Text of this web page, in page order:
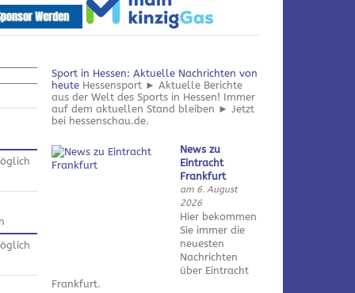
Sport in Hessen: Aktuelle Nachrichten von
heute Hessensport ► Aktuelle Berichte
aus der Welt des Sports in Hessen! Immer
auf dem aktuellen Stand bleiben ► Jetzt
bei hessenschau.de.
News zu
Eintracht
Frankfurt
am 6. August
2026
Hier bekommen
Sie immer die
neuesten
Nachrichten
über Eintracht
Frankfurt.